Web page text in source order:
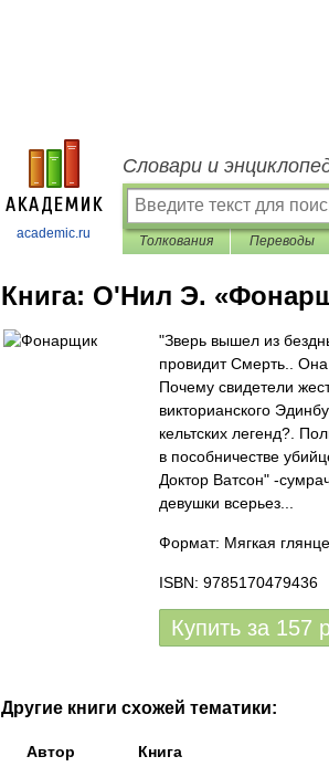
academic.ru
Словари и
Толкования Переводы
Книга: О'Нил Э.
"Зверь вышел из
провидит Смерть..
Почему свидетели
викторианского
кельтских легенд?.
в пособничестве
Доктор Ватсон" -
девушки всерьез...
Формат: Мягкая
ISBN: 9785170479436
Купить за 157
Другие книги схожей тематики:
Автор Книга